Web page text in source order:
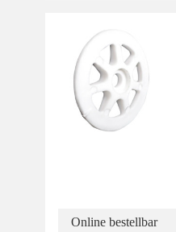
Online bestellbar